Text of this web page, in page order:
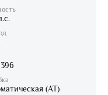
(AT)